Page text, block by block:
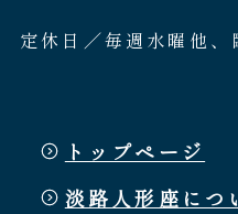
定休日／毎週水曜他、
トップページ
淡路人形座につ